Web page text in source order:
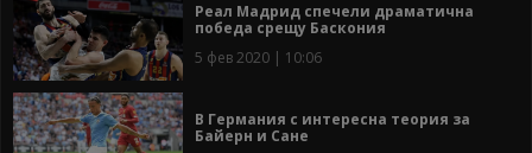
Реал Мадрид спечели драматична
победа срещу Баскония
5 фев 2020 | 10:06
В Германия с интересна теория за
Байерн и Сане